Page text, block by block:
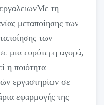
τη
μεταποίησης των
των
μια ευρύτερη αγορά,
η ποιότητα
εργαστηρίων σε
εφαρμογής της